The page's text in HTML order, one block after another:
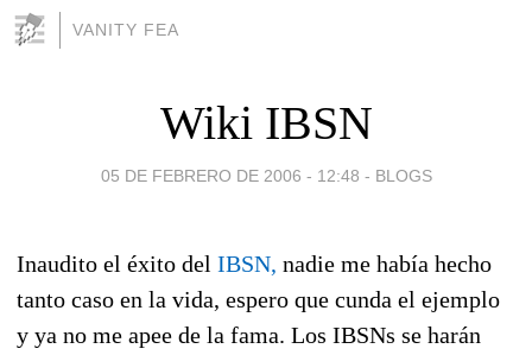
VANITY FEA
Wiki IBSN
05 DE FEBRERO DE 2006 - 12:48 - BLOGS
Inaudito el éxito del IBSN, nadie me había hecho
tanto caso en la vida, espero que cunda el ejemplo
y ya no me apee de la fama. Los IBSNs se harán